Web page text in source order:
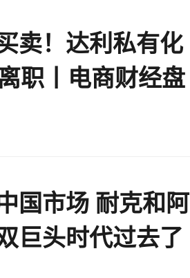
卖！达利私有化
职丨电商财经盘
国市场 耐克和阿
巨头时代过去了